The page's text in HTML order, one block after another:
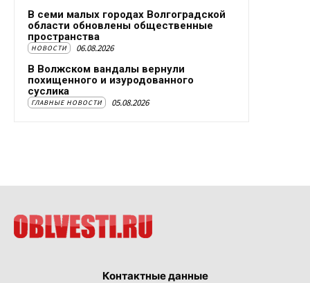
В семи малых городах Волгоградской
области обновлены общественные
пространства
НОВОСТИ 06.08.2026
В Волжском вандалы вернули
похищенного и изуродованного
суслика
ГЛАВНЫЕ НОВОСТИ 05.08.2026
Контактные данные